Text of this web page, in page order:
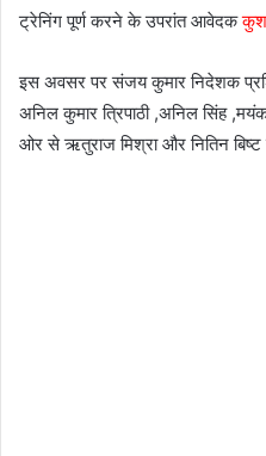
ट्रेनिंग पूर्ण करने के उपरांत आवेदक
इस अवसर पर संजय कुमार निदेशक
अनिल कुमार त्रिपाठी ,अनिल सिंह
ओर से ऋतुराज मिश्रा और नितिन बिष्ट